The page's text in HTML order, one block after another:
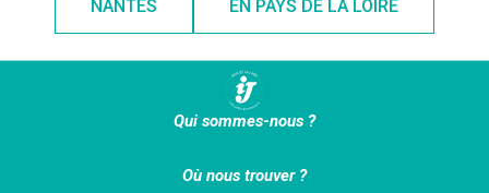
NANTES EN PAYS DE LA LOIRE
Qui sommes-nous ?
Où nous trouver ?